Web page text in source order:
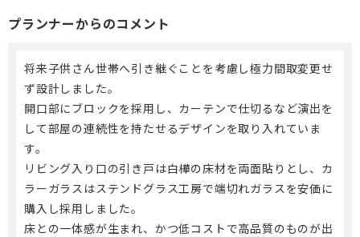
プランナーからのコメント
将来子供さん世帯へ引き継ぐことを考慮し極力間取変更せ
ず設計しました。
開口部にブロックを採用し、カーテンで仕切るなど演出を
して部屋の連続性を持たせるデザインを取り入れていま
す。
リビング入り口の引き戸は白樺の床材を両面貼りとし、カ
ラーガラスはステンドグラス工房で端切れガラスを安価に
購入し採用しました。
床との一体感が生まれ、かつ低コストで高品質のものが出